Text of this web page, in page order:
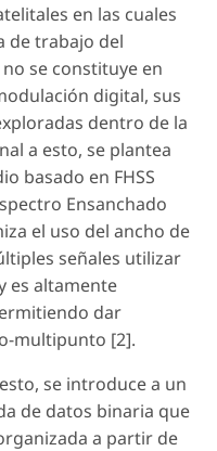
en las cuales
de trabajo del
se constituye en
digital, sus
dentro de la
a esto, se plantea
basado en FHSS
Ensanchado
el uso del ancho de
señales utilizar
es altamente
dar
multipunto [2].
se introduce a un
de datos binaria que
a partir de